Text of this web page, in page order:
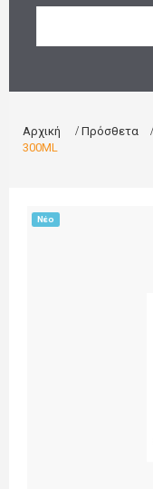
Αρχική Πρόσθετα
300ML
Νέο